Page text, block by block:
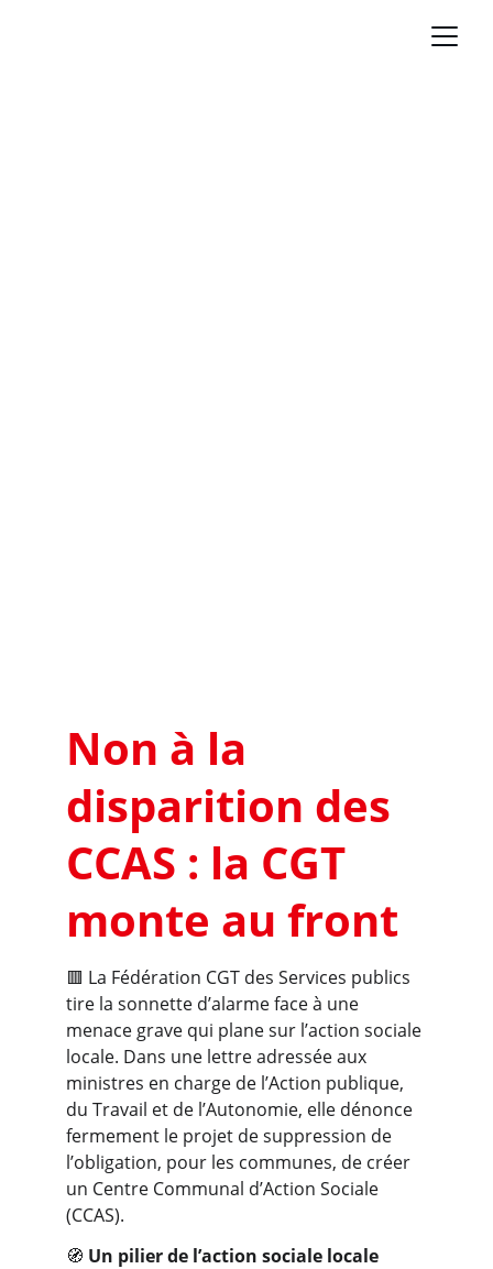
Non à la
disparition des
CCAS : la CGT
monte au front
🟥 La Fédération CGT des Services publics
tire la sonnette d’alarme face à une
menace grave qui plane sur l’action sociale
locale. Dans une lettre adressée aux
ministres en charge de l’Action publique,
du Travail et de l’Autonomie, elle dénonce
fermement le projet de suppression de
l’obligation, pour les communes, de créer
un Centre Communal d’Action Sociale
(CCAS).
🧭 Un pilier de l’action sociale locale